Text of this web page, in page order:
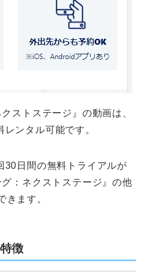
ストステージ』の動画は、
ンタル可能です。
日間の無料トライアルが
：ネクストステージ』の他
きます。
徴